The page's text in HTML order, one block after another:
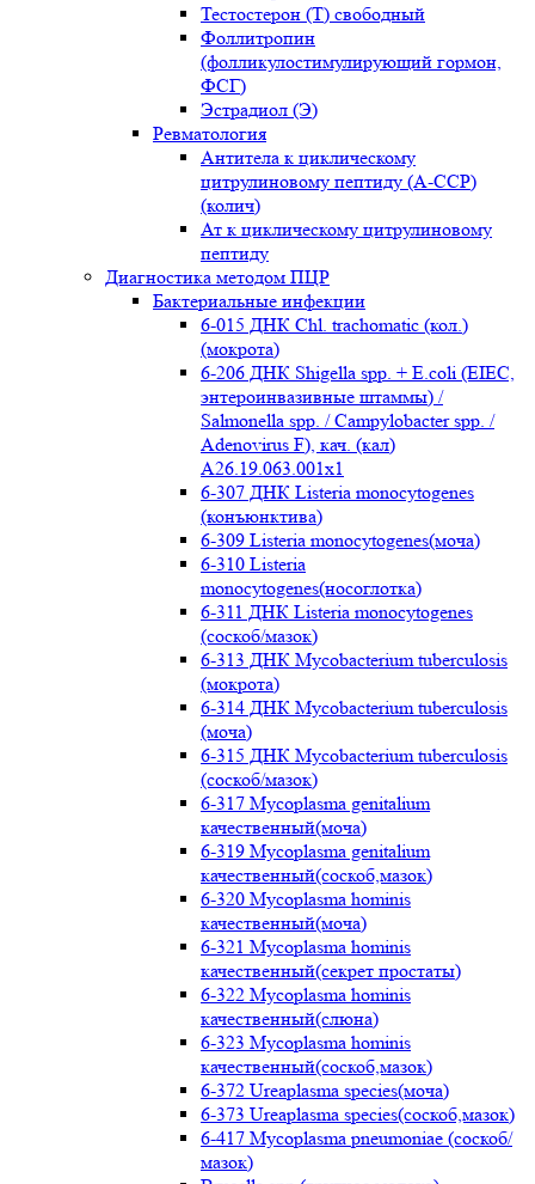
Тестостерон (Т) свободный
Фоллитропин
(фолликулостимулирующий гормон,
ФСГ)
Эстрадиол (Э)
Ревматология
Антитела к циклическому
цитрулиновому пептиду (A-ССР)
(колич)
Ат к циклическому цитрулиновому
пептиду
Диагностика методом ПЦР
Бактериальные инфекции
6-015 ДНК Chl. trachomatic (кол.)
(мокрота)
6-206 ДНК Shigella spp. + E.coli (EIEC,
энтероинвазивные штаммы) /
Salmonella spp. / Campylobacter spp. /
Adenovirus F), кач. (кал)
A26.19.063.001x1
6-307 ДНК Listeria monocytogenes
(конъюнктива)
6-309 Listeria monocytogenes(моча)
6-310 Listeria
monocytogenes(носоглотка)
6-311 ДНК Listeria monocytogenes
(соскоб/мазок)
6-313 ДНК Mycobacterium tuberculosis
(мокрота)
6-314 ДНК Mycobacterium tuberculosis
(моча)
6-315 ДНК Mycobacterium tuberculosis
(соскоб/мазок)
6-317 Mycoplasma genitalium
качественный(моча)
6-319 Mycoplasma genitalium
качественный(соскоб,мазок)
6-320 Mycoplasma hominis
качественный(моча)
6-321 Mycoplasma hominis
качественный(секрет простаты)
6-322 Mycoplasma hominis
качественный(слюна)
6-323 Mycoplasma hominis
качественный(соскоб,мазок)
6-372 Ureaplasma species(моча)
6-373 Ureaplasma species(соскоб,мазок)
6-417 Mycoplasma pneumoniae (соскоб/
мазок)